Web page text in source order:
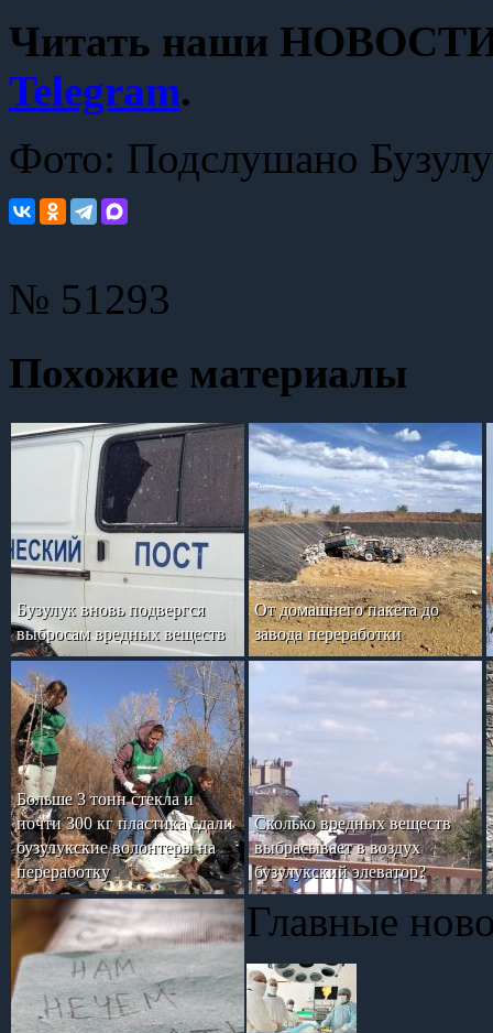
Читать наши НОВОСТИ
Telegram.
Фото: Подслушано
№ 51293
Похожие материалы
Бузулук вновь подвергся
выбросам вредных веществ
От домашнего пакета до
завода переработки
Больше 3 тонн стекла и
почти 300 кг пластика сдали
бузулукские волонтеры на
переработку
Сколько вредных веществ
выбрасывает в воздух
бузулукский элеватор?
Главные